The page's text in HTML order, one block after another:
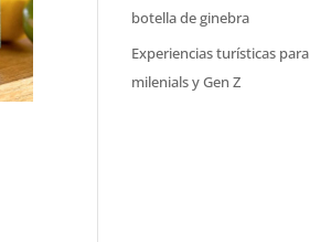
botella de ginebra
Experiencias turísticas para
milenials y Gen Z